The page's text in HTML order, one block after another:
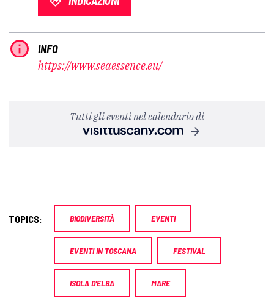
INFO
https://www.seaessence.eu/
Tutti gli eventi nel calendario di
TOPICS: BIODIVERSITÀ EVENTI
EVENTI IN TOSCANA FESTIVAL
ISOLA D'ELBA MARE